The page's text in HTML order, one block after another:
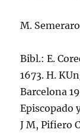
M. Semeraro
Bibl.: E.
1673. H.
Barcelona
Episcopado
J M, Pifiero